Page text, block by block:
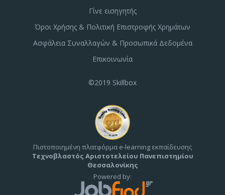
Γίνε εισηγητής
Όροι Χρήσης & Πολιτική Επιστροφής Χρημάτων
Ασφάλεια Συναλλαγών & Προσωπικά Δεδομένα
Επικοινωνία
©2019 Skillbox
Πιστοποιημένη πλατφόρμα e-learning εκπαίδευσης
Τεχνοβλαστός Αριστοτελείου Πανεπιστημίου
Θεσσαλονίκης
Powered by: